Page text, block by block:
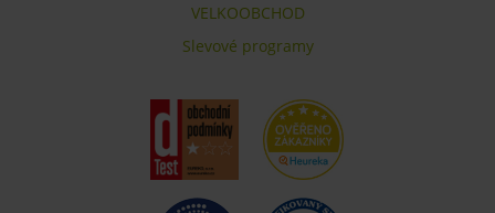
VELKOOBCHOD
Slevové programy